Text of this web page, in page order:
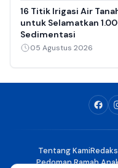
16 Titik Irigasi Air
untuk Selamatkan
Sedimentasi
05 Agustus 2026
Tentang Kami
Pedoman Ramah